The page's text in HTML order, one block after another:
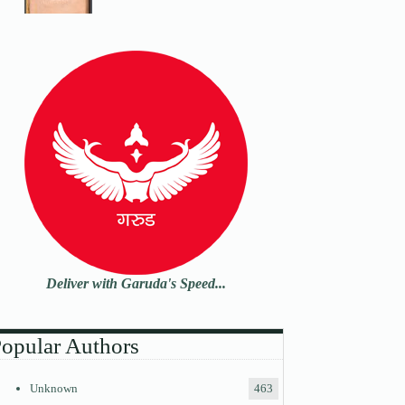
Deliver with Garuda's Speed...
Authors
Unknown 463